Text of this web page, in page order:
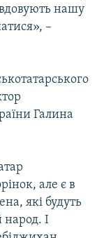
нашу
–
Галина
але є в
які будуть
І